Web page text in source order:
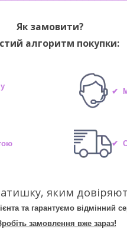
Як замовити?
алгоритм покупки:
✔
✔
яким
та гарантуємо відмінний
замовлення вже зараз!